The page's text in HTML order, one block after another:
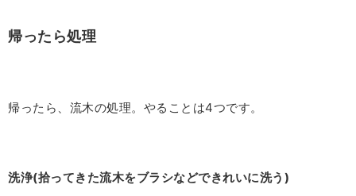
帰ったら処理
帰ったら、流木の処理。やることは4つです。
洗浄(拾ってきた流木をブラシなどできれいに洗う )